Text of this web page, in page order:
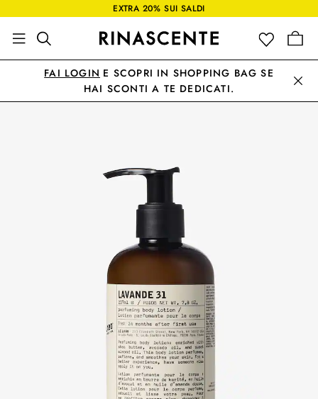
EXTRA 20% SUI SALDI
FAI LOGIN E SCOPRI IN SHOPPING BAG SE
HAI SCONTI A TE DEDICATI.